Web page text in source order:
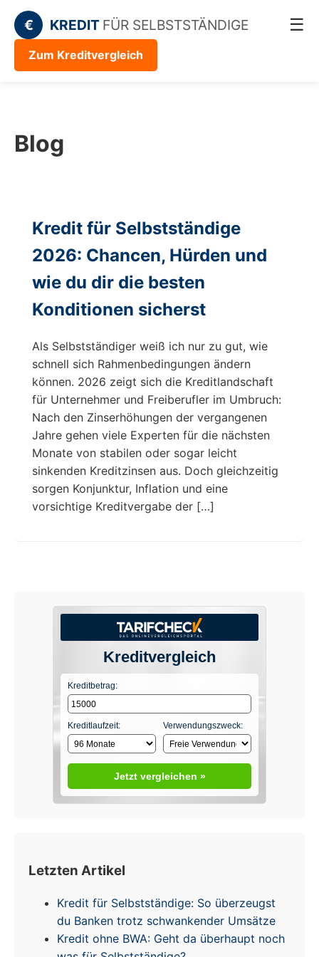
€ KREDIT FÜR SELBSTSTÄNDIGE ☰
Zum Kreditvergleich
Blog
Kredit für Selbstständige
2026: Chancen, Hürden und
wie du dir die besten
Konditionen sicherst
Als Selbstständiger weiß ich nur zu gut, wie
schnell sich Rahmenbedingungen ändern
können. 2026 zeigt sich die Kreditlandschaft
für Unternehmer und Freiberufler im Umbruch:
Nach den Zinserhöhungen der vergangenen
Jahre gehen viele Experten für die nächsten
Monate von stabilen oder sogar leicht
sinkenden Kreditzinsen aus. Doch gleichzeitig
sorgen Konjunktur, Inflation und eine
vorsichtige Kreditvergabe der […]
Kreditvergleich
Kreditbetrag:
Kreditlaufzeit: Verwendungszweck:
Jetzt vergleichen »
Letzten Artikel
Kredit für Selbstständige: So überzeugst
du Banken trotz schwankender Umsätze
Kredit ohne BWA: Geht da überhaupt noch